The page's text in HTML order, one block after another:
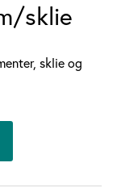
sklie
sklie og